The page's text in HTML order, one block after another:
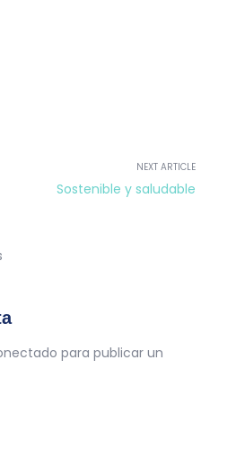
NEXT ARTICLE
Sostenible y saludable
para publicar un